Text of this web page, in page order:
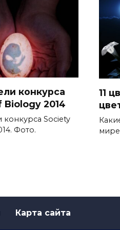
конкурса
Biology 2014
конкурса Society
Фото.
11
Карта сайта